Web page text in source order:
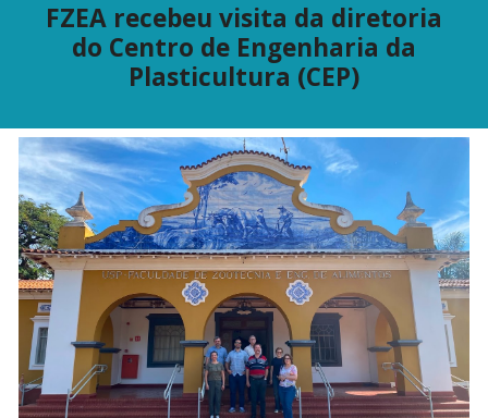
FZEA recebeu visita da diretoria
do Centro de Engenharia da
Plasticultura (CEP)